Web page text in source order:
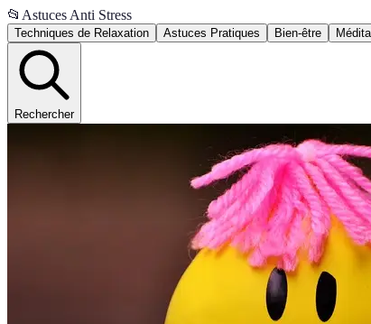
📂 Astuces Anti Stress
Techniques de Relaxation Astuces Pratiques Bien-être
Rechercher